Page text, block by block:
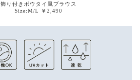
飾り付きボウタイ風ブラウス
Size:M/L ￥2,490